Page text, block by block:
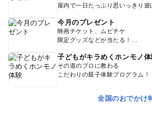
屋内で一日たっぷり思いっきり遊
今月のプレゼント
映画チケット、ムビチケ
限定グッズなどが当たる！
子どもがキラめくホンモノ
その道のプロに教わる
こだわりの親子体験プログラム！
全国のおでかけ